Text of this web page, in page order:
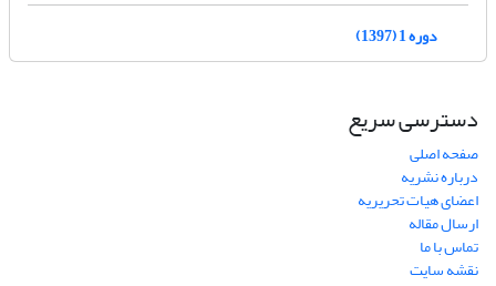
دوره 1 (1397)
دسترسی سریع
صفحه اصلی
درباره نشریه
اعضای هیات تحریریه
ارسال مقاله
تماس با ما
نقشه سایت